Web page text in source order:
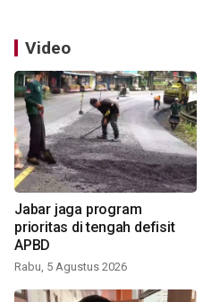
Video
Jabar jaga program
prioritas di tengah defisit
APBD
Rabu, 5 Agustus 2026